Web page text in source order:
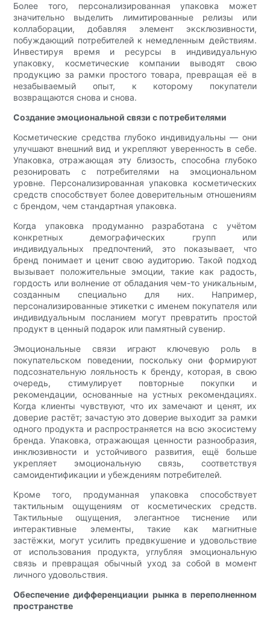
Более того, персонализированная упаковка может
значительно выделить лимитированные релизы или
коллаборации, добавляя элемент эксклюзивности,
побуждающий потребителей к немедленным действиям.
Инвестируя время и ресурсы в индивидуальную
упаковку, косметические компании выводят свою
продукцию за рамки простого товара, превращая её в
незабываемый опыт, к которому покупатели
возвращаются снова и снова.
Создание эмоциональной связи с потребителями
Косметические средства глубоко индивидуальны — они
улучшают внешний вид и укрепляют уверенность в себе.
Упаковка, отражающая эту близость, способна глубоко
резонировать с потребителями на эмоциональном
уровне. Персонализированная упаковка косметических
средств способствует более доверительным отношениям
с брендом, чем стандартная упаковка.
Когда упаковка продуманно разработана с учётом
конкретных демографических групп или
индивидуальных предпочтений, это показывает, что
бренд понимает и ценит свою аудиторию. Такой подход
вызывает положительные эмоции, такие как радость,
гордость или волнение от обладания чем-то уникальным,
созданным специально для них. Например,
персонализированные этикетки с именем покупателя или
индивидуальным посланием могут превратить простой
продукт в ценный подарок или памятный сувенир.
Эмоциональные связи играют ключевую роль в
покупательском поведении, поскольку они формируют
подсознательную лояльность к бренду, которая, в свою
очередь, стимулирует повторные покупки и
рекомендации, основанные на устных рекомендациях.
Когда клиенты чувствуют, что их замечают и ценят, их
доверие растёт; зачастую это доверие выходит за рамки
одного продукта и распространяется на всю экосистему
бренда. Упаковка, отражающая ценности разнообразия,
инклюзивности и устойчивого развития, ещё больше
укрепляет эмоциональную связь, соответствуя
самоидентификации и убеждениям потребителей.
Кроме того, продуманная упаковка способствует
тактильным ощущениям от косметических средств.
Тактильные ощущения, элегантное тиснение или
интерактивные элементы, такие как магнитные
застёжки, могут усилить предвкушение и удовольствие
от использования продукта, углубляя эмоциональную
связь и превращая обычный уход за собой в момент
личного удовольствия.
Обеспечение дифференциации рынка в переполненном
пространстве